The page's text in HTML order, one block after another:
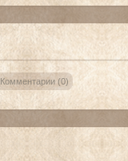
Комментарии (0)